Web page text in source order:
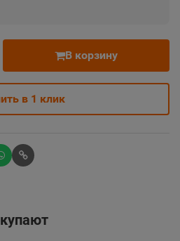
В корзину
в 1 клик